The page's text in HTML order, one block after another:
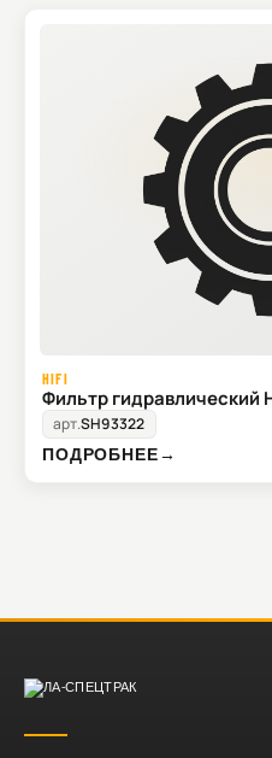
HIFI
Фильтр гидравлический
арт.SH93322
ПОДРОБНЕЕ→